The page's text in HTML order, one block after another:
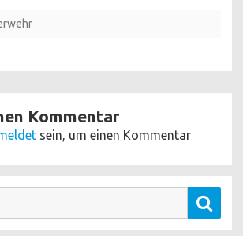
Kommentar
sein, um einen Kommentar